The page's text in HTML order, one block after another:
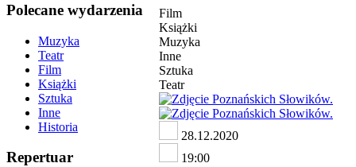
Polecane wydarzenia
Muzyka
Teatr
Film
Książki
Sztuka
Inne
Historia
Repertuar
Film
Książki
Muzyka
Inne
Sztuka
Teatr
28.12.2020
19:00